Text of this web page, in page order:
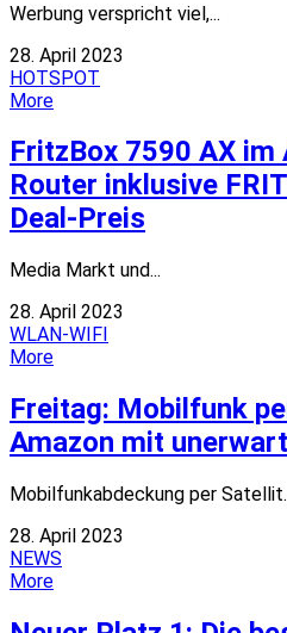
Werbung verspricht viel,...
28. April 2023
HOTSPOT
More
FritzBox 7590 AX im
Router inklusive
Deal-Preis
Media Markt und...
28. April 2023
WLAN-WIFI
More
Freitag: Mobilfunk
Amazon mit
Mobilfunkabdeckung per
28. April 2023
NEWS
More